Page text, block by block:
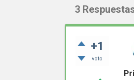
3
+1
voto